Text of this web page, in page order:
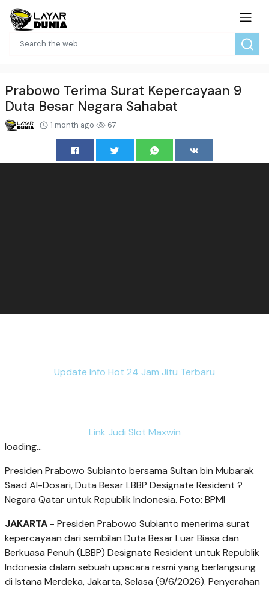
Prabowo Terima Surat Kepercayaan 9
Duta Besar Negara Sahabat
1 month ago 67
Update Info Hot 24 Jam Jitu Terbaru
Link Judi Slot Maxwin
loading...
Presiden Prabowo Subianto bersama Sultan bin Mubarak
Saad Al-Dosari, Duta Besar LBBP Designate Resident ?
Negara Qatar untuk Republik Indonesia. Foto: BPMI
JAKARTA - Presiden Prabowo Subianto menerima surat
kepercayaan dari sembilan Duta Besar Luar Biasa dan
Berkuasa Penuh (LBBP) Designate Resident untuk Republik
Indonesia dalam sebuah upacara resmi yang berlangsung
di Istana Merdeka, Jakarta, Selasa (9/6/2026). Penyerahan